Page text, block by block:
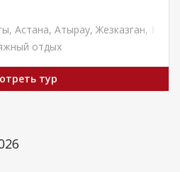
, Астана, Атырау, Жезказган,
отдых
тур